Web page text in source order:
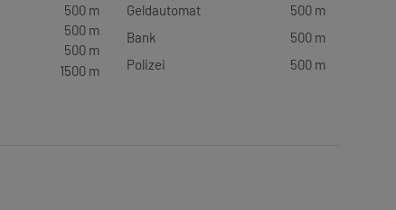
500 m
500 m
500 m
1500 m
Geldautomat
500 m
Bank
500 m
Polizei
500 m